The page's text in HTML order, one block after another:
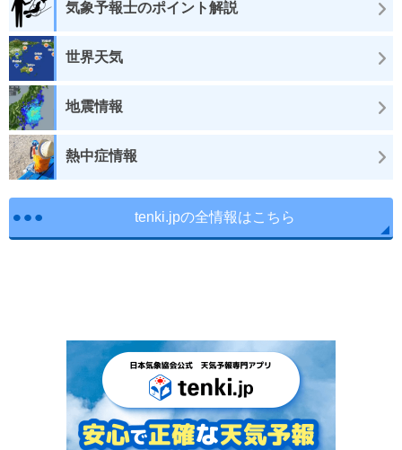
気象予報士のポイント解説
世界天気
地震情報
熱中症情報
tenki.jpの全情報はこちら